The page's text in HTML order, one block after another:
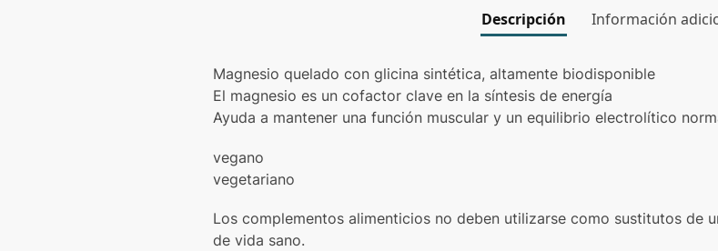
Descripción Información
Magnesio quelado con glicina sintética, altamente biodisponible
El magnesio es un cofactor clave en la síntesis de energía
Ayuda a mantener una función muscular y un equilibrio electrolítico
vegano
vegetariano
Los complementos alimenticios no deben utilizarse como sustitutos de
de vida sano.